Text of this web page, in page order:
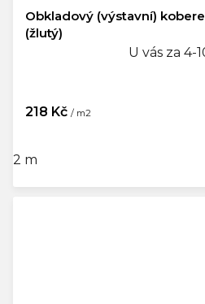
Obkladový (výstavní)
(žlutý)
U vás za 4-
218 Kč / m2
2 m